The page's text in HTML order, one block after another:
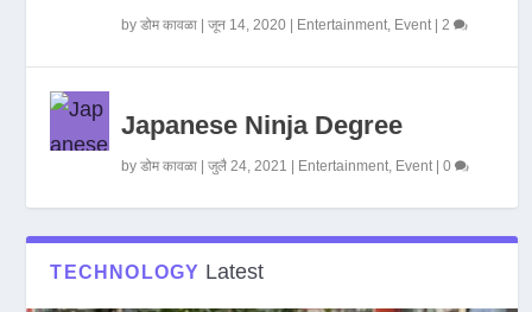
byडोम कावळा |जून 14, 2020 Entertainment, Event|2
Japanese Ninja Degree
byडोम कावळा |जुलै 24, 2021 Entertainment, Event|0
TECHNOLOGY Latest